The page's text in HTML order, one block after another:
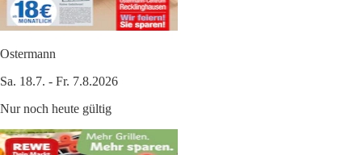
Ostermann
Sa. 18.7. - Fr. 7.8.2026
Nur noch heute gültig